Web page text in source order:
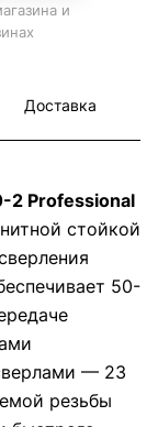
и
Доставка
2 Professional
стойкой
50-
— 23
резьбы